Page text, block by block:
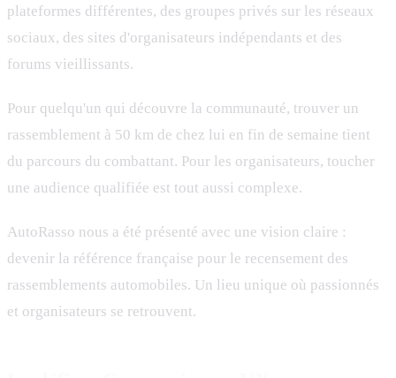
plateformes différentes, des groupes privés sur les réseaux
sociaux, des sites d'organisateurs indépendants et des
forums vieillissants.
Pour quelqu'un qui découvre la communauté, trouver un
rassemblement à 50 km de chez lui en fin de semaine tient
du parcours du combattant. Pour les organisateurs, toucher
une audience qualifiée est tout aussi complexe.
AutoRasso nous a été présenté avec une vision claire :
devenir la référence française pour le recensement des
rassemblements automobiles. Un lieu unique où passionnés
et organisateurs se retrouvent.